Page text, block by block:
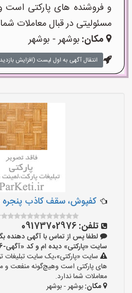
و فروشنده های پارکتی است
مسئولیتی در قبال معاملات
مکان: بوشهر - بوشهر
انتقال آگهی به اول لیست (افزایش
کفپوش، سقف کاذب پنجره
تلفن: 09173702976
لطفا پس از تماس با آگهی دهنده
سایت «پارکتی» دیده ام و کد «آگهی-26» را اعلام کنید»
سایت «پارکتی»،یک سایت تبلیغات
های پارکتی است وهیچ‌گونه منفعت و
معاملات شما ندارد.
مکان:بوشهر - بوشهر